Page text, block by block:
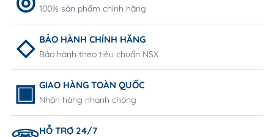
100% sản phẩm chính hãng
BẢO HÀNH CHÍNH HÃNG
Bảo hành theo tiêu chuẩn NSX
GIAO HÀNG TOÀN QUỐC
Nhận hàng nhanh chóng
HỖ TRỢ 24/7